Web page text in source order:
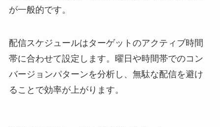
が一般的です。
配信スケジュールはターゲットのアクティブ時間
帯に合わせて設定します。曜日や時間帯でのコン
バージョンパターンを分析し、無駄な配信を避け
ることで効率が上がります。